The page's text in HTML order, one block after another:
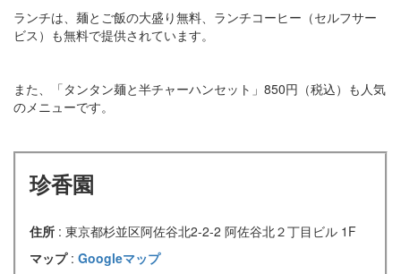
ランチは、麺とご飯の大盛り無料、ランチコーヒー（セルフサー
ビス）も無料で提供されています。
また、「タンタン麺と半チャーハンセット」850円（税込）も人気
のメニューです。
珍香園
住所 : 東京都杉並区阿佐谷北2-2-2 阿佐谷北２丁目ビル 1F
マップ : Googleマップ